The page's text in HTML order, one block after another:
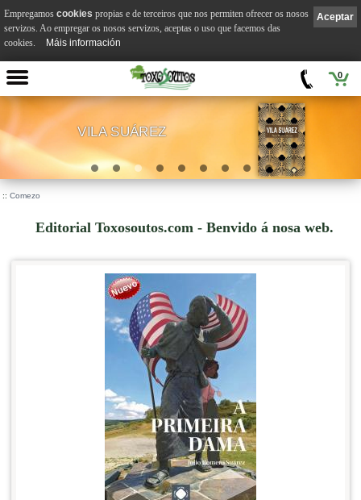
0
VILA SUÁREZ
:: Comezo
Editorial Toxosoutos.com - Benvido á nosa web.
Aceptar
Empregamos cookies propias e de terceiros que nos permiten ofrecer os nosos
servizos. Ao empregar os nosos servizos, aceptas o uso que facemos das
cookies.
Máis información